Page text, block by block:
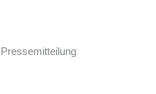
Pressemitteilung